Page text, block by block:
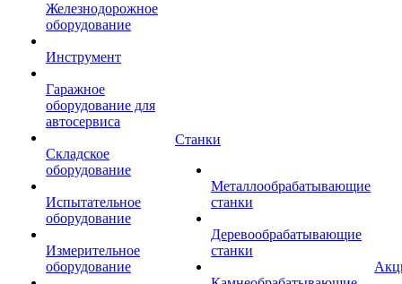
Железнодорожное
оборудование
Инструмент
Гаражное
оборудование для
автосервиса
Складское
оборудование
Испытательное
оборудование
Измерительное
оборудование
Станки
Металлообрабатывающие
станки
Деревообрабатывающие
станки